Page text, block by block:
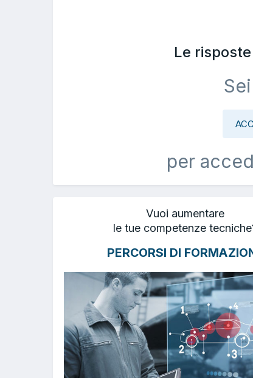
Le
per
Vuoi aumentare
le tue competenze
PERCORSI DI